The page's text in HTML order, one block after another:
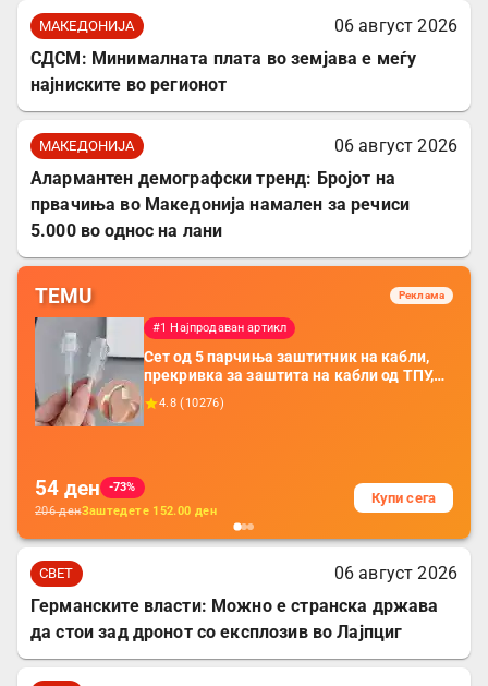
МАКЕДОНИЈА
06 август 2026
СДСМ: Минималната плата во земјава е меѓу
најниските во регионот
МАКЕДОНИЈА
06 август 2026
Алармантен демографски тренд: Бројот на
првачиња во Македонија намален за речиси
5.000 во однос на лани
TEMU Реклама
#1 Најпродаван артикл
Сет од 5 парчиња заштитник на кабли,
прекривка за заштита на кабли од ТПУ,
додатоци за заштита на кабли, без
батерија, за мобилни телефони, комплет
4.8 (10276)
54 ден
-73%
206денЗаштедете 152.00 ден
Купи сега
СВЕТ
06 август 2026
Германските власти: Можно е странска држава
да стои зад дронот со експлозив во Лајпциг